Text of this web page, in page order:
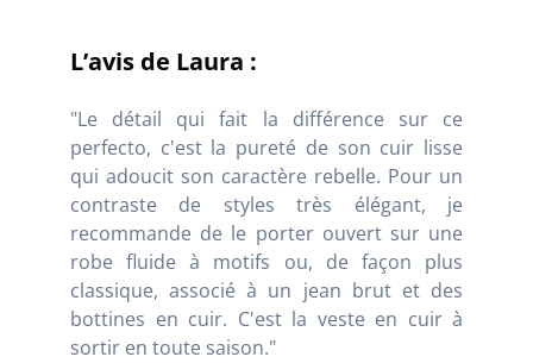
L’avis de Laura :
"Le détail qui fait la différence sur ce
perfecto, c'est la pureté de son cuir lisse
qui adoucit son caractère rebelle. Pour un
contraste de styles très élégant, je
recommande de le porter ouvert sur une
robe fluide à motifs ou, de façon plus
classique, associé à un jean brut et des
bottines en cuir. C'est la veste en cuir à
sortir en toute saison."